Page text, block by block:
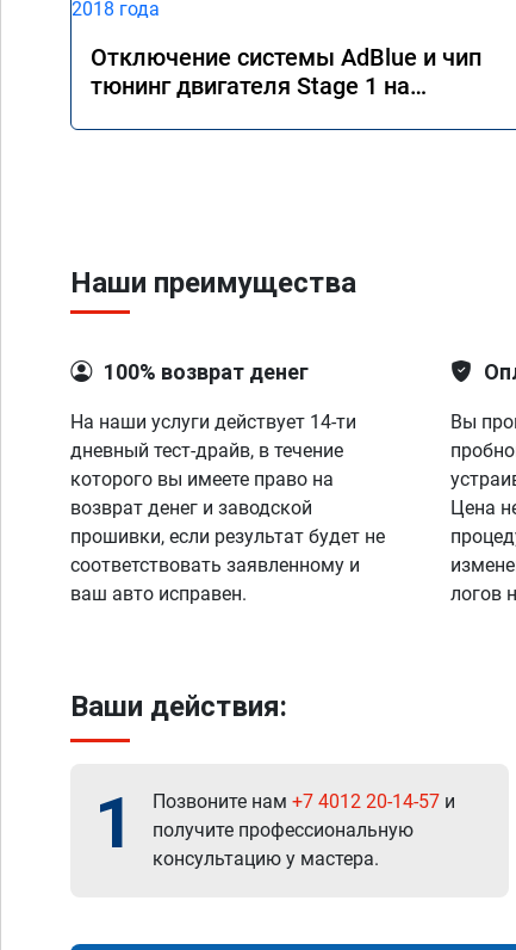
Отключение системы AdBlue и чип
тюнинг двигателя Stage 1 на
Наши преимущества
100% возврат денег
На наши услуги действует 14-ти
дневный тест-драйв, в течение
которого вы имеете право на
возврат денег и заводской
прошивки, если результат будет не
соответствовать заявленному и
ваш авто исправен.
Вы
Цена
логов
Ваши действия:
1 Позвоните нам +7 4012 20-14-57 и
получите профессиональную
консультацию у мастера.